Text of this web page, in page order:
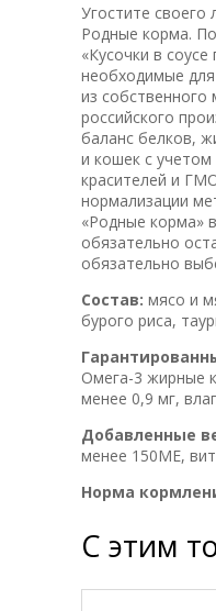
Угостите
Родные корма.
«Кусочки в
необходимые
из
российского
баланс белков,
и кошек с
красителей и
нормализации
«Родные корма»
обязательно
обязательно
Состав: мясо и
бурого риса,
Омега-3 жирные
менее 0,9 мг,
Добавленные
менее 150МЕ,
Норма
С этим